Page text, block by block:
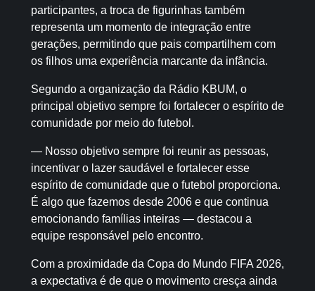
participantes, a troca de figurinhas também
representa um momento de integração entre
gerações, permitindo que pais compartilhem com
os filhos uma experiência marcante da infância.
Segundo a organização da Rádio KBUM, o
principal objetivo sempre foi fortalecer o espírito de
comunidade por meio do futebol.
— Nosso objetivo sempre foi reunir as pessoas,
incentivar o lazer saudável e fortalecer esse
espírito de comunidade que o futebol proporciona.
É algo que fazemos desde 2006 e que continua
emocionando famílias inteiras — destacou a
equipe responsável pelo encontro.
Com a proximidade da Copa do Mundo FIFA 2026,
a expectativa é de que o movimento cresça ainda